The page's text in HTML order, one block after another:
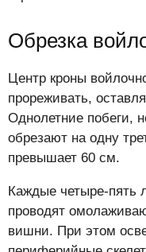
Обрезка
Центр кроны
прореживать,
Однолетние побеги,
обрезают на одну
превышает 60 см.
Каждые четыре-пять
проводят
вишни. При этом